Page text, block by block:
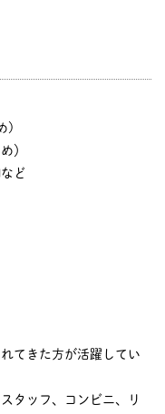
)
）
ど
てきた方が活躍してい
タッフ、コンビニ、リ